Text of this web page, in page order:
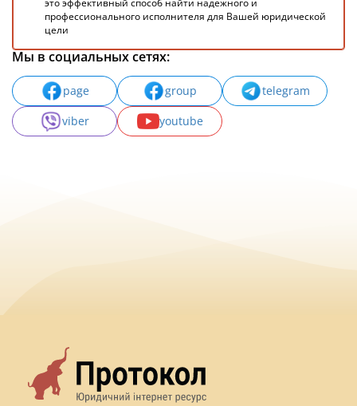
это эффективный способ найти надежного и
профессионального исполнителя для Вашей юридической
цели
Мы в социальных сетях:
page group
telegram
viber
youtube